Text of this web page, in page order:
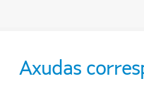
Axudas